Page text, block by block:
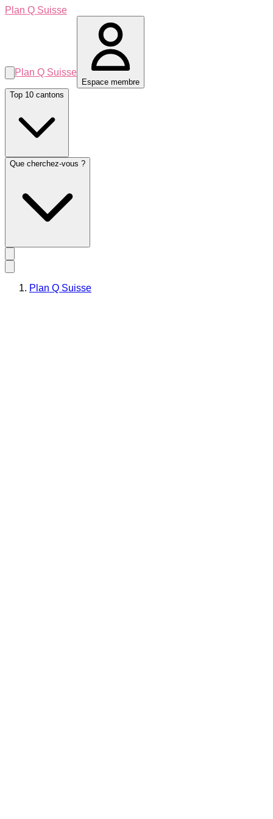
Plan Q Suisse
Plan Q Suisse
Espace membre
Top 10 cantons
Que cherchez-vous ?
Plan Q Suisse